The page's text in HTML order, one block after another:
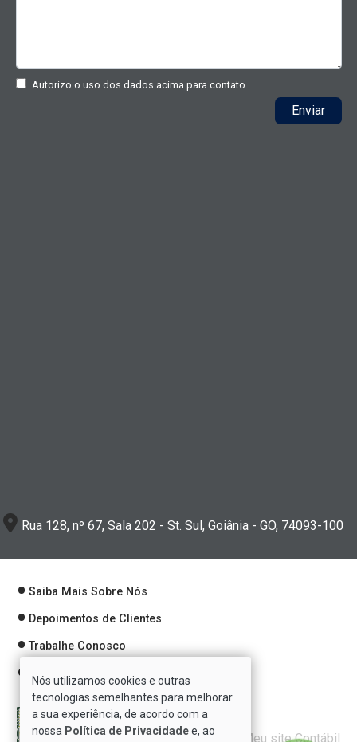
Autorizo o uso dos dados acima para contato.
Enviar
Rua 128, nº 67, Sala 202 - St. Sul, Goiânia - GO, 74093-100
Saiba Mais Sobre Nós
Depoimentos de Clientes
Trabalhe Conosco
Política de Privacidade
Verificada por
Nós utilizamos cookies e outras
tecnologias semelhantes para melhorar
a sua experiência, de acordo com a
nossa Política de Privacidadee, ao